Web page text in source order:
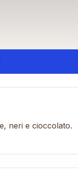
neri e cioccolato.